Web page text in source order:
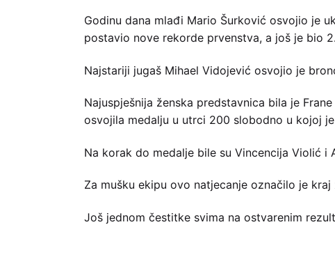
Godinu dana mlađi Mario Šurković osvojio je
postavio nove rekorde prvenstva, a još je bio
Najstariji jugaš Mihael Vidojević osvojio je
Najuspješnija ženska predstavnica bila je
osvojila medalju u utrci 200 slobodno u kojoj
Na korak do medalje bile su Vincencija Violić i
Za mušku ekipu ovo natjecanje označilo je
Još jednom čestitke svima na ostvarenim